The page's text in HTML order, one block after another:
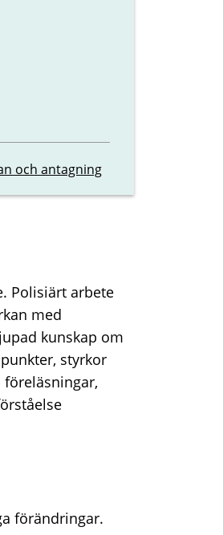
och antagning
Polisiärt arbete
med
kunskap om
styrkor
förändringar.